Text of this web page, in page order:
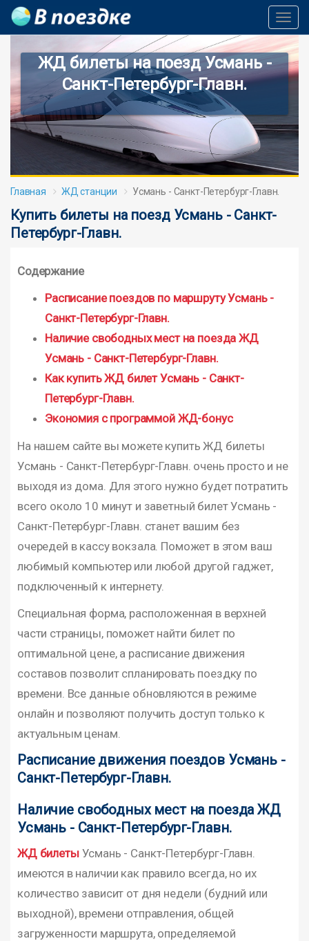
ЖД билеты на поезд Усмань -
Санкт-Петербург-Главн.
Главная ЖД станции Усмань - Санкт-Петербург-Главн.
Купить билеты на поезд Усмань - Санкт-
Петербург-Главн.
Содержание
Расписание поездов по маршруту Усмань -
Санкт-Петербург-Главн.
Наличие свободных мест на поезда ЖД
Усмань - Санкт-Петербург-Главн.
Как купить ЖД билет Усмань - Санкт-
Петербург-Главн.
Экономия с программой ЖД-бонус
На нашем сайте вы можете купить ЖД билеты
Усмань - Санкт-Петербург-Главн. очень просто и не
выходя из дома. Для этого нужно будет потратить
всего около 10 минут и заветный билет Усмань -
Санкт-Петербург-Главн. станет вашим без
очередей в кассу вокзала. Поможет в этом ваш
любимый компьютер или любой другой гаджет,
подключенный к интернету.
Специальная форма, расположенная в верхней
части страницы, поможет найти билет по
оптимальной цене, а расписание движения
составов позволит спланировать поездку по
времени. Все данные обновляются в режиме
онлайн и позволяют получить доступ только к
актуальным ценам.
Расписание движения поездов Усмань -
Санкт-Петербург-Главн.
Наличие свободных мест на поезда ЖД
Усмань - Санкт-Петербург-Главн.
ЖД билетыУсмань - Санкт-Петербург-Главн.
имеются в наличии как правило всегда, но их
количество зависит от дня недели (будний или
выходной), времени отправления, общей
загруженности маршрута, определяемой